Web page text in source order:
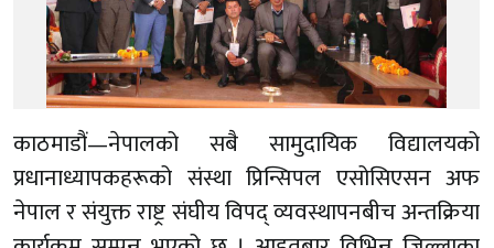
काठमाडौं—नेपालको सबै सामुदायिक विद्यालयको
प्रधानाध्यापकहरूको संस्था प्रिन्सिपल एसोसिएसन अफ
नेपाल र संयुक्त राष्ट्र संघीय विपद् व्यवस्थापनबीच अन्तक्रिया